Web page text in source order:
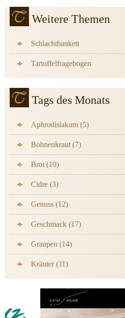
Weitere Themen
Schlachtbankett
Tartuffelfragebogen
Tags des Monats
Aphrodisiakum (5)
Bohnenkraut (7)
Brot (10)
Cidre (3)
Genuss (12)
Geschmack (17)
Graupen (14)
Kräuter (11)